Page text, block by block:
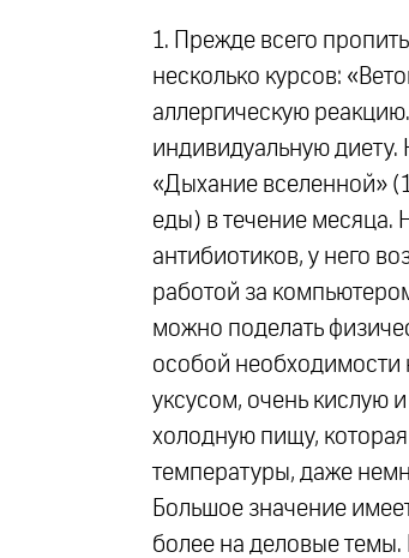
1. Прежде всего
несколько курсов:
аллергическую
индивидуальную
«Дыхание вселенной»
еды) в течение месяца.
антибиотиков, у него
работой за
можно поделать
особой необходимости
уксусом, очень кислую
холодную пищу,
температуры, даже
Большое значение
более на деловые